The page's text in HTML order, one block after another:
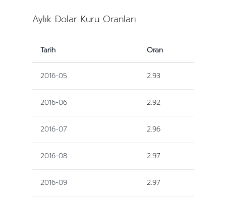
Aylık Dolar Kuru Oranları
Tarih Oran
2016-05 2.93
2016-06 2.92
2016-07 2.96
2016-08 2.97
2016-09 2.97